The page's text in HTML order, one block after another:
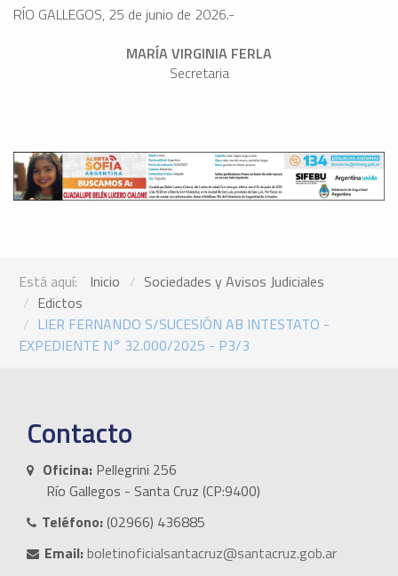
RÍO GALLEGOS, 25 de junio de 2026.-
MARÍA VIRGINIA FERLA
Secretaria
Está aquí: Inicio
Sociedades y Avisos Judiciales
Edictos
LIER FERNANDO S/SUCESIÓN AB INTESTATO -
EXPEDIENTE N° 32.000/2025 - P3/3
Contacto
Oficina: Pellegrini 256
Río Gallegos - Santa Cruz (CP:9400)
Teléfono:(02966) 436885
Email:boletinoficialsantacruz@santacruz.gob.ar